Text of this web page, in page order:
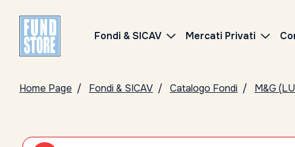
Fondi & SICAV Mercati Privati
Home Page Fondi & SICAV Catalogo Fondi M&G